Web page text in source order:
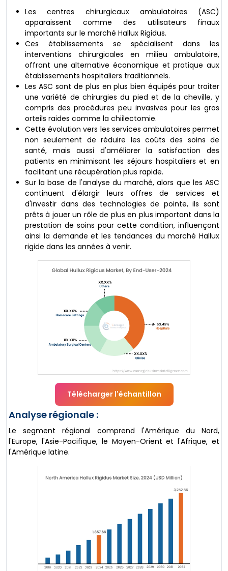
Les centres chirurgicaux ambulatoires (ASC)
apparaissent comme des utilisateurs finaux
importants sur le marché Hallux Rigidus.
Ces établissements se spécialisent dans les
interventions chirurgicales en milieu ambulatoire,
offrant une alternative économique et pratique aux
établissements hospitaliers traditionnels.
Les ASC sont de plus en plus bien équipés pour traiter
une variété de chirurgies du pied et de la cheville, y
compris des procédures peu invasives pour les gros
orteils raides comme la chiilectomie.
Cette évolution vers les services ambulatoires permet
non seulement de réduire les coûts des soins de
santé, mais aussi d'améliorer la satisfaction des
patients en minimisant les séjours hospitaliers et en
facilitant une récupération plus rapide.
Sur la base de l'analyse du marché, alors que les ASC
continuent d'élargir leurs offres de services et
d'investir dans des technologies de pointe, ils sont
prêts à jouer un rôle de plus en plus important dans la
prestation de soins pour cette condition, influençant
ainsi la demande et les tendances du marché Hallux
rigide dans les années à venir.
Télécharger l'échantillon
Analyse régionale :
Le segment régional comprend l'Amérique du Nord,
l'Europe, l'Asie-Pacifique, le Moyen-Orient et l'Afrique, et
l'Amérique latine.